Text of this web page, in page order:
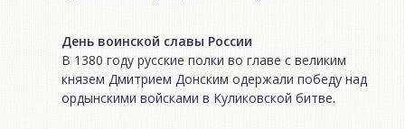
День воинской славы России
В 1380 году русские полки во главе с великим
князем Дмитрием Донским одержали победу над
ордынскими войсками в Куликовской битве.